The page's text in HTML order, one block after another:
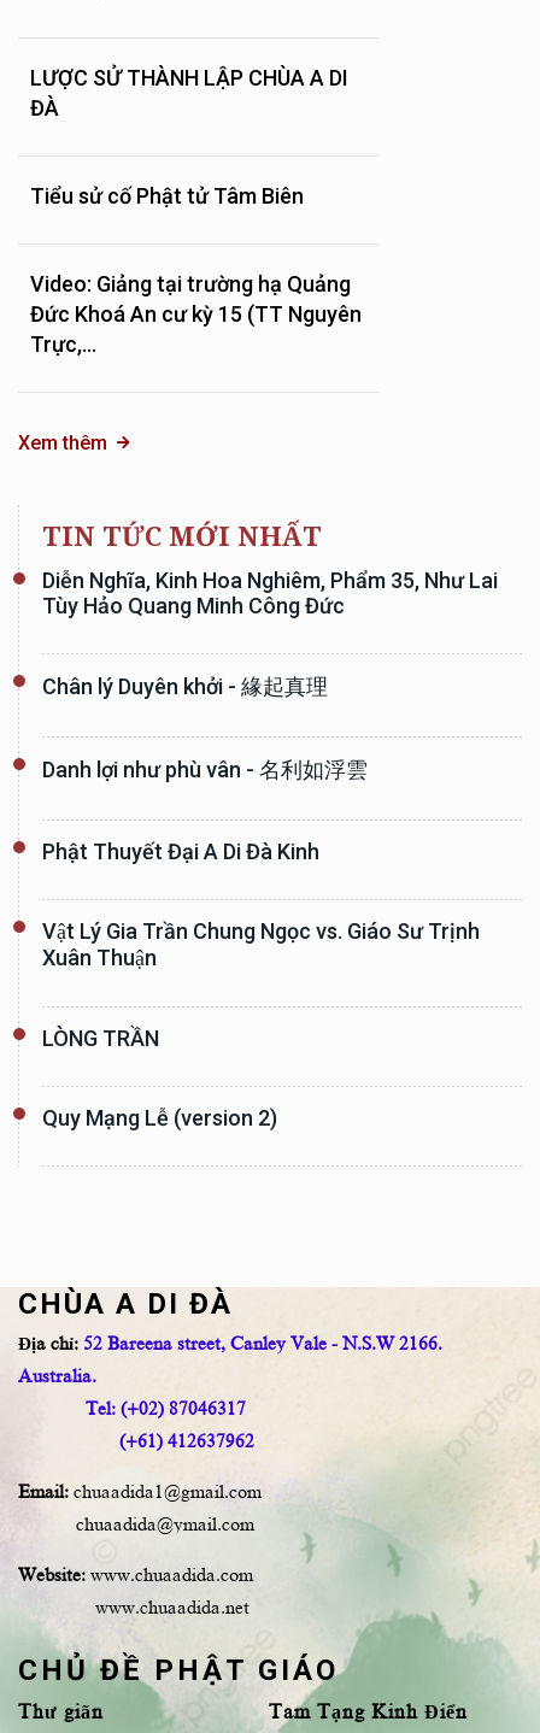
LƯỢC SỬ THÀNH LẬP CHÙA A DI
ĐÀ
Tiểu sử cố Phật tử Tâm Biên
Video: Giảng tại trường hạ Quảng
Đức Khoá An cư kỳ 15 (TT Nguyên
Trực,...
Xem thêm
TIN TỨC MỚI NHẤT
Diễn Nghĩa, Kinh Hoa Nghiêm, Phẩm 35, Như Lai
Tùy Hảo Quang Minh Công Đức
Chân lý Duyên khởi - 緣起真理
Danh lợi như phù vân - 名利如浮雲
Phật Thuyết Đại A Di Đà Kinh
Vật Lý Gia Trần Chung Ngọc vs. Giáo Sư Trịnh
Xuân Thuận
LÒNG TRẦN
Quy Mạng Lễ (version 2)
CHÙA A DI ĐÀ
Địa chỉ: 52 Bareena street, Canley Vale - N.S.W 2166.
Australia.
Tel: (+02) 87046317
(+61) 412637962
Email: chuaadida1@gmail.com
chuaadida@ymail.com
Website: www.chuaadida.com
www.chuaadida.net
CHỦ ĐỀ PHẬT GIÁO
Thư giãn Tam Tạng Kinh Điển